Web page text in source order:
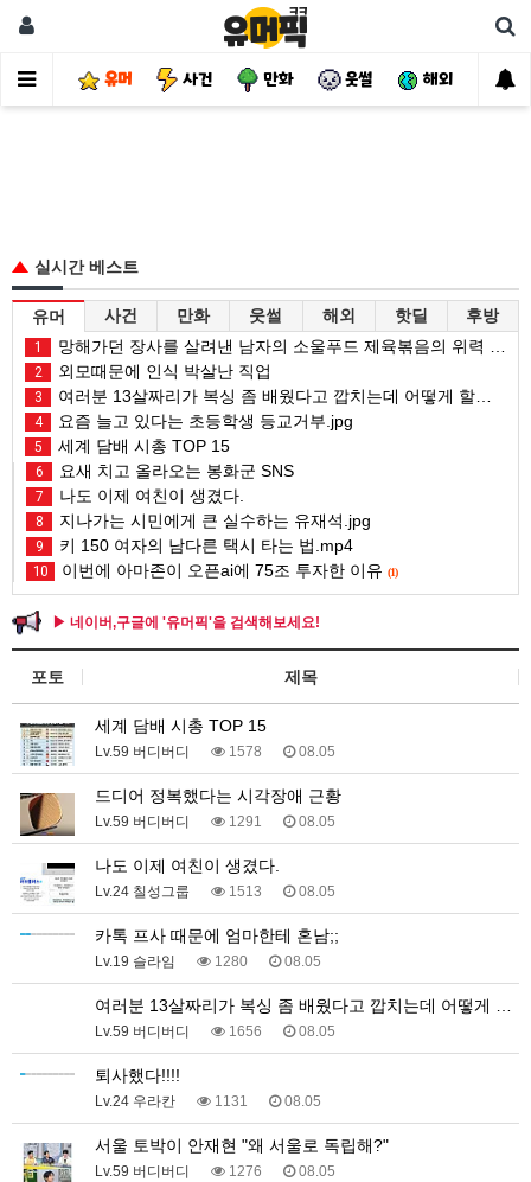
유머 사건 만화 웃썰 해외 핫
실시간 베스트
유머 사건 만화 웃썰 해외 핫딜 후방
1 망해가던 장사를 살려낸 남자의 소울푸드 제육볶음의 위력 ㅋㅋ
2 외모때문에 인식 박살난 직업
3 여러분 13살짜리가 복싱 좀 배웠다고 깝치는데 어떻게 할까요?
4 요즘 늘고 있다는 초등학생 등교거부.jpg
5 세계 담배 시총 TOP 15
6 요새 치고 올라오는 봉화군 SNS
7 나도 이제 여친이 생겼다.
8 지나가는 시민에게 큰 실수하는 유재석.jpg
9 키 150 여자의 남다른 택시 타는 법.mp4
10 이번에 아마존이 오픈ai에 75조 투자한 이유 (1)
▶ 네이버,구글에 '유머픽'을 검색해보세요!
포토 제목
세계 담배 시총 TOP 15
Lv.59 버디버디 1578 08.05
드디어 정복했다는 시각장애 근황
Lv.59 버디버디 1291 08.05
나도 이제 여친이 생겼다.
Lv.24 칠성그룹 1513 08.05
카톡 프사 때문에 엄마한테 혼남;;
Lv.19 슬라임 1280 08.05
여러분 13살짜리가 복싱 좀 배웠다고 깝치는데 어떻게 …
Lv.59 버디버디 1656 08.05
퇴사했다!!!!
Lv.24 우라칸 1131 08.05
서울 토박이 안재현 "왜 서울로 독립해?"
Lv.59 버디버디 1276 08.05